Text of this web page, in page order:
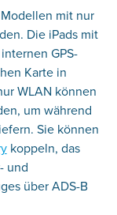
mit nur
Die iPads mit
GPS-
Karte in
WLAN können
um während
Sie können
koppeln, das
und
über ADS-B